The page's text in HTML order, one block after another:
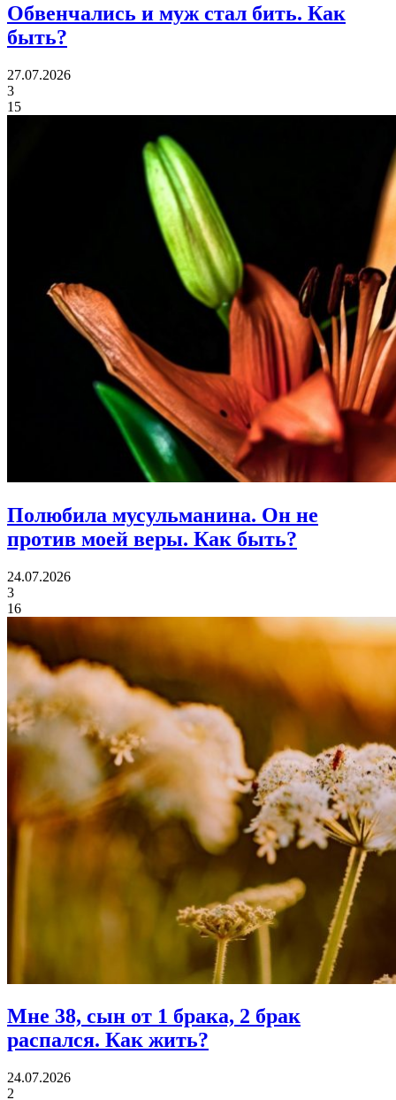
Обвенчались и муж стал бить. Как
быть?
27.07.2026
3
15
Полюбила мусульманина. Он не
против моей веры. Как быть?
24.07.2026
3
16
Мне 38, сын от 1 брака, 2 брак
распался. Как жить?
24.07.2026
2